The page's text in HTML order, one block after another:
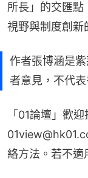
所長」的交匯
視野與制度創新
作者張博涵是
者意見，不代表
「01論壇」歡
絡方法。若不適